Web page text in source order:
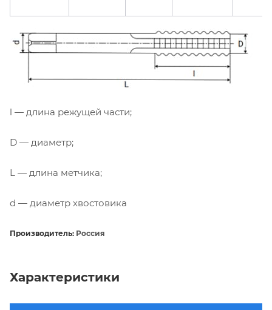
l — длина режущей части;
D — диаметр;
L — длина метчика;
d — диаметр хвостовика
Производитель: Россия
Характеристики